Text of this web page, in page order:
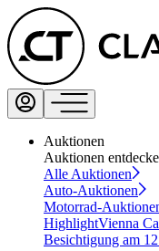
Auktionen
Auktionen
Alle Auktionen
Auto-Auktionen
Motorrad-
HighlightVienna
Besichtigung am